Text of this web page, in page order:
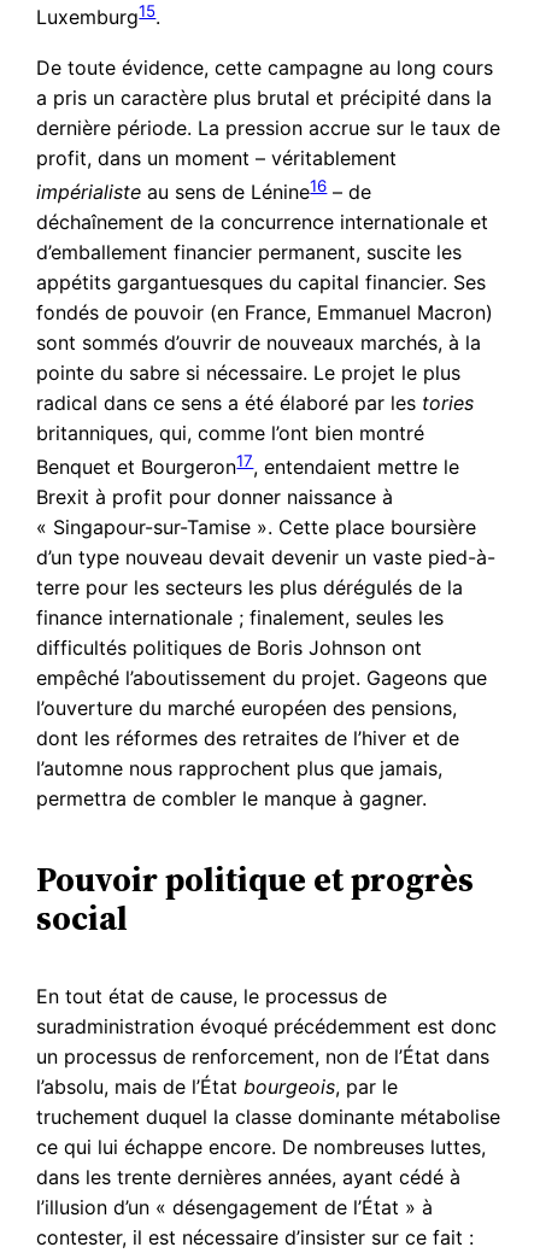
Luxemburg15.
De toute évidence, cette campagne au long cours
a pris un caractère plus brutal et précipité dans la
dernière période. La pression accrue sur le taux de
profit, dans un moment – véritablement
impérialiste au sens de Lénine16– de
déchaînement de la concurrence internationale et
d’emballement financier permanent, suscite les
appétits gargantuesques du capital financier. Ses
fondés de pouvoir (en France, Emmanuel Macron)
sont sommés d’ouvrir de nouveaux marchés, à la
pointe du sabre si nécessaire. Le projet le plus
radical dans ce sens a été élaboré par les tories
britanniques, qui, comme l’ont bien montré
Benquet et Bourgeron17, entendaient mettre le
Brexit à profit pour donner naissance à
« Singapour-sur-Tamise ». Cette place boursière
d’un type nouveau devait devenir un vaste pied-à-
terre pour les secteurs les plus dérégulés de la
finance internationale ; finalement, seules les
difficultés politiques de Boris Johnson ont
empêché l’aboutissement du projet. Gageons que
l’ouverture du marché européen des pensions,
dont les réformes des retraites de l’hiver et de
l’automne nous rapprochent plus que jamais,
permettra de combler le manque à gagner.
Pouvoir politique et progrès
social
En tout état de cause, le processus de
suradministration évoqué précédemment est donc
un processus de renforcement, non de l’État dans
l’absolu, mais de l’État bourgeois, par le
truchement duquel la classe dominante métabolise
ce qui lui échappe encore. De nombreuses luttes,
dans les trente dernières années, ayant cédé à
l’illusion d’un « désengagement de l’État » à
contester, il est nécessaire d’insister sur ce fait :